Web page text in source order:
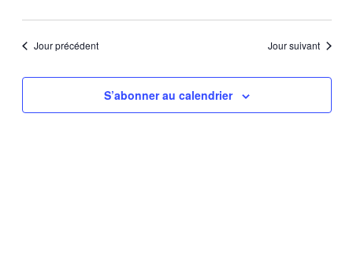
Jour précédent Jour suivant
S’abonner au calendrier